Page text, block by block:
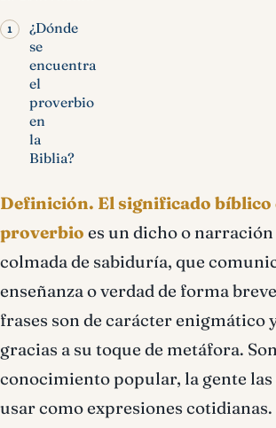
¿Dónde
se
encuentra
el
proverbio
en
la
Biblia?
Definición. El significado bíblico
proverbio es un dicho o
colmada de sabiduría, que
enseñanza o verdad de forma
frases son de carácter enigmático
gracias a su toque de metáfora.
conocimiento popular, la gente las
usar como expresiones cotidianas.